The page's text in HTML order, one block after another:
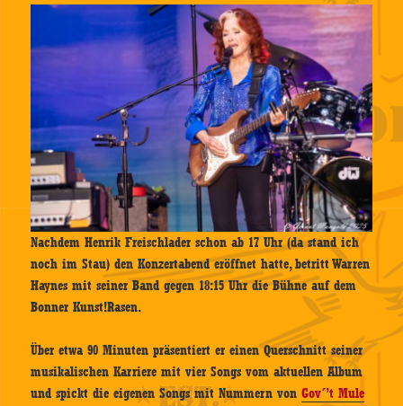
Nachdem Henrik Freischlader schon ab 17 Uhr (da stand ich
noch im Stau) den Konzertabend eröffnet hatte, betritt Warren
Haynes mit seiner Band gegen 18:15 Uhr die Bühne auf dem
Bonner Kunst!Rasen.
Über etwa 90 Minuten präsentiert er einen Querschnitt seiner
musikalischen Karriere mit vier Songs vom aktuellen Album
und spickt die eigenen Songs mit Nummern vonGov´’t Mule